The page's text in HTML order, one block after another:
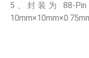
5、封装为 88-